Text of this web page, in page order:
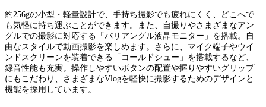
約256gの小型・軽量設計で、手持ち撮影でも疲れにくく、どこへで
も気軽に持ち運ぶことができます。また、自撮りやさまざまなアン
グルでの撮影に対応する「バリアングル液晶モニター」を搭載。自
由なスタイルで動画撮影を楽しめます。さらに、マイク端子やウイ
ンドスクリーンを装着できる「コールドシュー」を搭載するなど、
録音性能も充実。操作しやすいボタンの配置や握りやすいグリップ
にもこだわり、さまざまなVlogを軽快に撮影するためのデザインと
機能を採用しています。